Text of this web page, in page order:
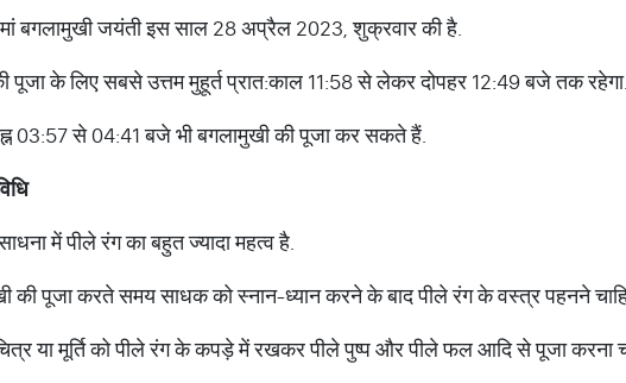
बगलामुखी जयंती इस साल 28 अप्रैल 2023, शुक्रवार की है.
पूजा के लिए सबसे उत्तम मुहूर्त प्रात:काल 11:58 से लेकर दोपहर 12:49 बजे तक रहेगा.
03:57 से 04:41 बजे भी बगलामुखी की पूजा कर सकते हैं.
में पीले रंग का बहुत ज्यादा महत्व है.
की पूजा करते समय साधक को स्नान-ध्यान करने के बाद पीले रंग के वस्त्र पहनने
या मूर्ति को पीले रंग के कपड़े में रखकर पीले पुष्प और पीले फल आदि से पूजा करना